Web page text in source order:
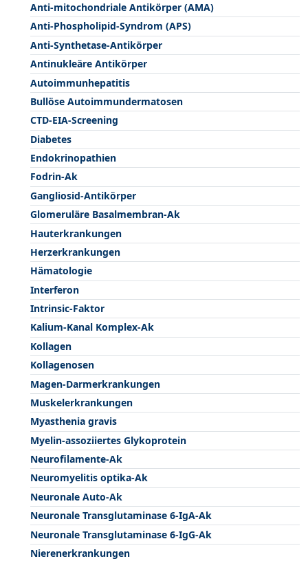
Anti-mitochondriale Antikörper (AMA)
Anti-Phospholipid-Syndrom (APS)
Anti-Synthetase-Antikörper
Antinukleäre Antikörper
Autoimmunhepatitis
Bullöse Autoimmundermatosen
CTD-EIA-Screening
Diabetes
Endokrinopathien
Fodrin-Ak
Gangliosid-Antikörper
Glomeruläre Basalmembran-Ak
Hauterkrankungen
Herzerkrankungen
Hämatologie
Interferon
Intrinsic-Faktor
Kalium-Kanal Komplex-Ak
Kollagen
Kollagenosen
Magen-Darmerkrankungen
Muskelerkrankungen
Myasthenia gravis
Myelin-assoziiertes Glykoprotein
Neurofilamente-Ak
Neuromyelitis optika-Ak
Neuronale Auto-Ak
Neuronale Transglutaminase 6-IgA-Ak
Neuronale Transglutaminase 6-IgG-Ak
Nierenerkrankungen